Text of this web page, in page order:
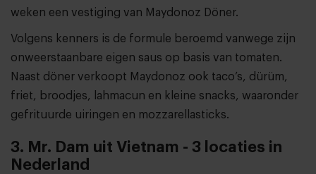
weken een vestiging van Maydonoz Döner.
Volgens kenners is de formule beroemd vanwege zijn
onweerstaanbare eigen saus op basis van tomaten.
Naast döner verkoopt Maydonoz ook taco’s, dürüm,
friet, broodjes, lahmacun en kleine snacks, waaronder
gefrituurde uiringen en mozzarellasticks.
3. Mr. Dam uit Vietnam - 3 locaties in
Nederland